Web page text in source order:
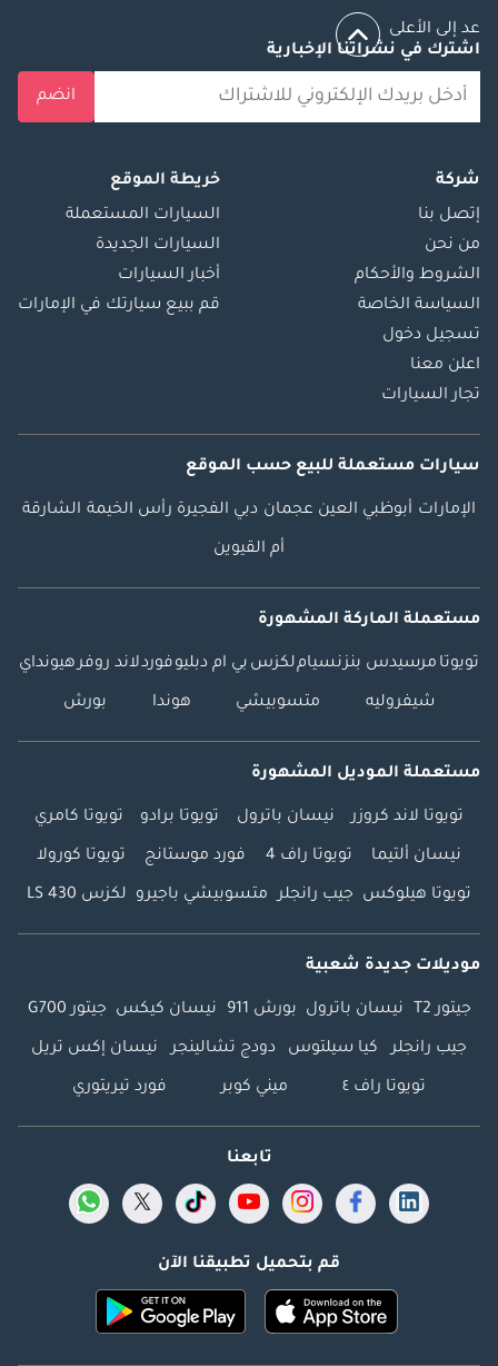
عد إلى الأعلى
اشترك في نشراتنا الإخبارية
انضم
شركة
إتصل بنا
من نحن
الشروط والأحكام
السياسة الخاصة
تسجيل دخول
اعلن معنا
تجار السيارات
خريطة الموقع
السيارات المستعملة
السيارات الجديدة
أخبار السيارات
قم ببيع سيارتك في الإمارات
سيارات مستعملة للبيع حسب الموقع
الإمارات أبوظبي العين عجمان دبي الفجيرة رأس الخيمة الشارقة
أم القيوين
مستعملة الماركة المشهورة
تويوتا مرسيدس بنزنسياملكزس بي ام دبليوفوردلاند روفرهيونداي
شيفروليه متسوبيشي هوندا بورش
مستعملة الموديل المشهورة
تويوتا لاند كروزر نيسان باترول تويوتا برادو تويوتا كامري
نيسان ألتيما تويوتا راف 4 فورد موستانج تويوتا كورولا
تويوتا هيلوكس جيب رانجلر متسوبيشي باجيرو لكزس LS 430
موديلات جديدة شعبية
جيتور T2 نيسان باترول بورش 911 نيسان كيكس جيتور G700
جيب رانجلر كيا سيلتوس دودج تشالينجر نيسان إكس تريل
تويوتا راف ٤ ميني كوبر فورد تيريتوري
تابعنا
قم بتحميل تطبيقنا الآن